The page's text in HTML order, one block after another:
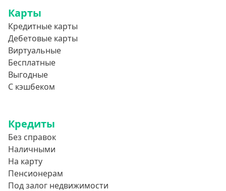
Карты
Кредитные карты
Дебетовые карты
Виртуальные
Бесплатные
Выгодные
С кэшбеком
Кредиты
Без справок
Наличными
На карту
Пенсионерам
Под залог недвижимости